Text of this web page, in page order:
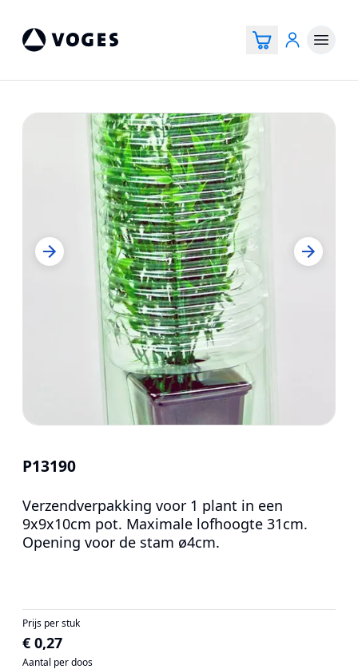
P13190
Verzendverpakking voor 1 plant in een
9x9x10cm pot. Maximale lofhoogte 31cm.
Opening voor de stam ø4cm.
Prijs per stuk
€ 0,27
Aantal per doos